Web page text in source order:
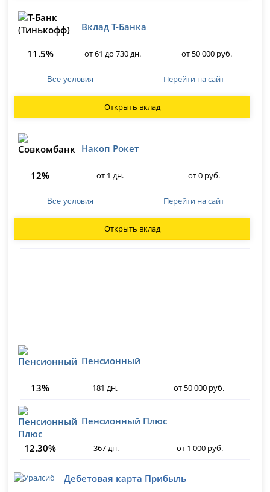
Вклад Т-Банка
11.5% от 61 до 730 дн. от 50 000 руб.
Все условия Перейти на сайт
Открыть вклад
Накоп Рокет
12% от 1 дн. от 0 руб.
Все условия Перейти на сайт
Открыть вклад
Пенсионный
13% 181 дн. от 50 000 руб.
Пенсионный Плюс
12.30% 367 дн. от 1 000 руб.
Дебетовая карта Прибыль